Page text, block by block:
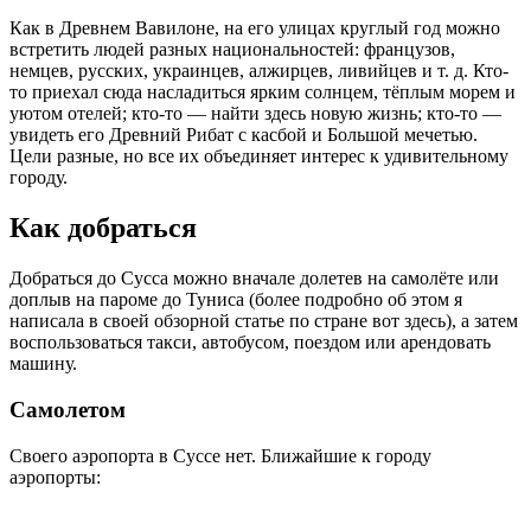
Как в Древнем Вавилоне, на его улицах круглый год можно
встретить людей разных национальностей: французов,
немцев, русских, украинцев, алжирцев, ливийцев и т. д. Кто-
то приехал сюда насладиться ярким солнцем, тёплым морем и
уютом отелей; кто-то — найти здесь новую жизнь; кто-то —
увидеть его Древний Рибат с касбой и Большой мечетью.
Цели разные, но все их объединяет интерес к удивительному
городу.
Как добраться
Добраться до Сусса можно вначале долетев на самолёте или
доплыв на пароме до Туниса (более подробно об этом я
написала в своей обзорной статье по стране вот здесь), а затем
воспользоваться такси, автобусом, поездом или арендовать
машину.
Самолетом
Своего аэропорта в Сусcе нет. Ближайшие к городу
аэропорты: